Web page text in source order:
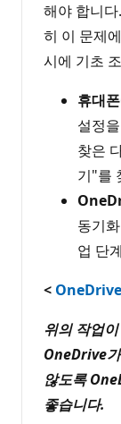
해야 합니
히 이 문제
시에 기초
휴대
설정
찾은
기"를
동기
업 단
<
위의 작업
OneDrive
않도록
좋습니다.